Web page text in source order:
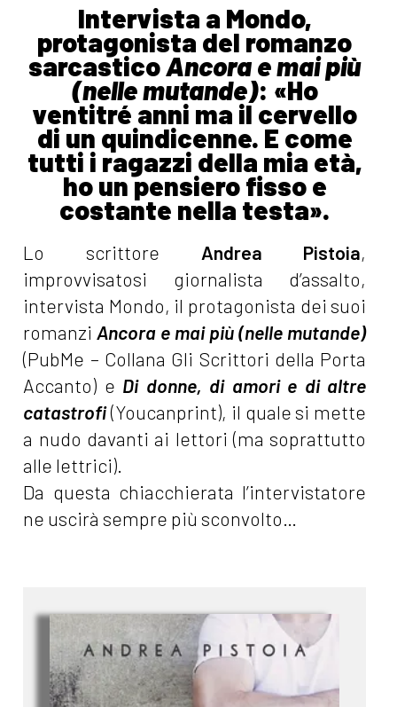
Intervista a Mondo,
protagonista del romanzo
sarcasticoAncora e mai più
(nelle mutande): «Ho
ventitré anni ma il cervello
di un quindicenne. E come
tutti i ragazzi della mia età,
ho un pensiero fisso e
costante nella testa».
Lo scrittore Andrea Pistoia,
improvvisatosi giornalista d’assalto,
intervista Mondo, il protagonista dei suoi
romanzi Ancora e mai più (nelle mutande)
(PubMe – Collana Gli Scrittori della Porta
Accanto) e Di donne, di amori e di altre
catastrofi(Youcanprint), il quale si mette
a nudo davanti ai lettori (ma soprattutto
alle lettrici).
Da questa chiacchierata l’intervistatore
ne uscirà sempre più sconvolto…